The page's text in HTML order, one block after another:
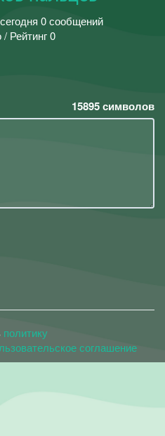
0 сообщений
Рейтинг 0
15895символов
политику
соглашение